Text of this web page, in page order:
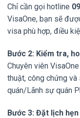
Chỉ cần gọi hotline
VisaOne, bạn sẽ
visa phù hợp, điều
Bước 2: Kiểm tra,
Chuyên viên
thuật, công chứng
quán/Lãnh sự quán
Bước 3: Đặt lịch